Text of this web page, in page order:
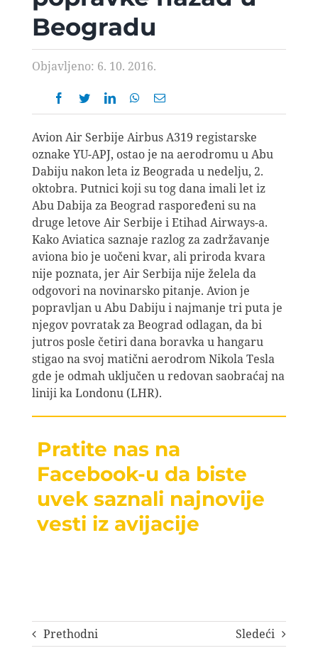
AVIOPEDIA
SPECIJAL
FOTO PRIČA
TEMA
AGENT
Search
for:
Beogradu
Objavljeno: 6. 10. 2016.
Avion Air Serbije Airbus A319 registarske
oznake YU-APJ, ostao je na aerodromu u Abu
Dabiju nakon leta iz Beograda u nedelju, 2.
oktobra. Putnici koji su tog dana imali let iz
Abu Dabija za Beograd raspoređeni su na
druge letove Air Serbije i Etihad Airways-a.
Kako Aviatica saznaje razlog za zadržavanje
aviona bio je uočeni kvar, ali priroda kvara
nije poznata, jer Air Serbija nije želela da
odgovori na novinarsko pitanje. Avion je
popravljan u Abu Dabiju i najmanje tri puta je
njegov povratak za Beograd odlagan, da bi
jutros posle četiri dana boravka u hangaru
stigao na svoj matični aerodrom Nikola Tesla
gde je odmah uključen u redovan saobraćaj na
liniji ka Londonu (LHR).
Pratite nas na
Facebook-u da biste
uvek saznali najnovije
vesti iz avijacije
Prethodni Sledeći